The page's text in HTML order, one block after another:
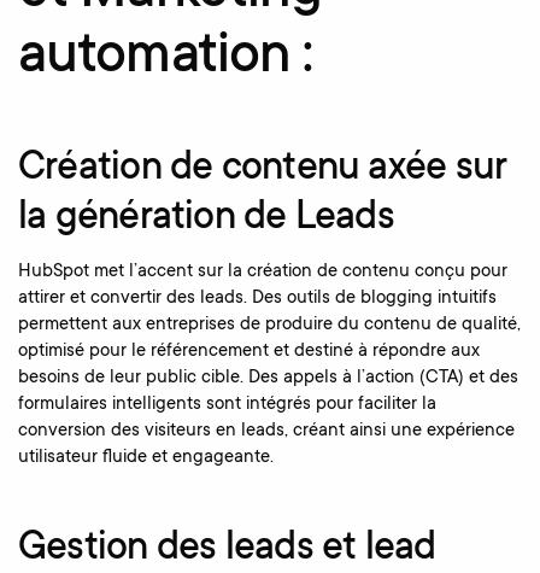
automation :
Création de contenu axée sur
la génération de Leads
HubSpot met l’accent sur la création de contenu conçu pour
attirer et convertir des leads. Des outils de blogging intuitifs
permettent aux entreprises de produire du contenu de qualité,
optimisé pour le référencement et destiné à répondre aux
besoins de leur public cible. Des appels à l’action (CTA) et des
formulaires intelligents sont intégrés pour faciliter la
conversion des visiteurs en leads, créant ainsi une expérience
utilisateur fluide et engageante.
Gestion des leads et lead